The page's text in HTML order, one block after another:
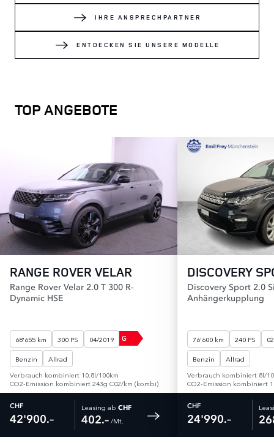
IHRE ANSPRECHPARTNER
ENTDECKEN SIE UNSERE MODELLE
TOP ANGEBOTE
RANGE ROVER VELAR
Range Rover Velar 2.0 T 300 R-
Dynamic HSE
68'655 km 300 PS 04/2019 G
Benzin
Allrad
Verbrauch kombiniert 10.8l/100km
CO2-Emission kombiniert 243g C02/km (kombi)
CHF
42'900.–
Leasing ab CHF
402.– /Mt.
DISCOVERY
Discovery Sport 2.0
Anhängerkupplung
76'600 km 240 PS
Benzin
Allrad
Verbrauch kombiniert 8l/
CO2-Emission kombiniert
CHF
24'990.–